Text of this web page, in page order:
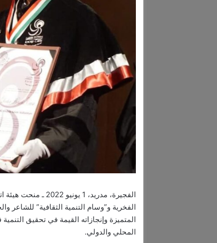
الفجيرة، مدريد، 1
الفخرية و”وسام التنمية الثقافية” للشاعر
المتميزة وإنجازاته القيمة في تحقيق
المحلي والدولي.